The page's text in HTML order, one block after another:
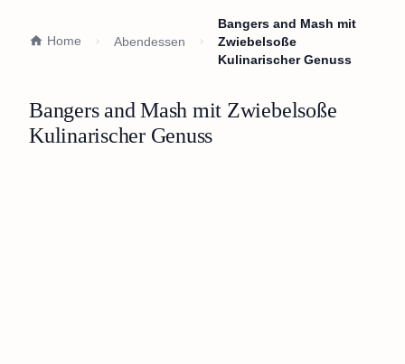
Home Abendessen
Bangers and Mash mit
Zwiebelsoße
Kulinarischer Genuss
Bangers and Mash mit Zwiebelsoße
Kulinarischer Genuss